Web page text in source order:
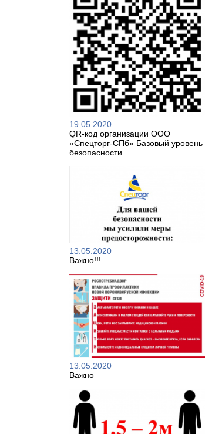
19.05.2020
QR-код организации ООО
«Спецторг-СПб» Базовый уровень
безопасности
13.05.2020
Важно!!!
13.05.2020
Важно